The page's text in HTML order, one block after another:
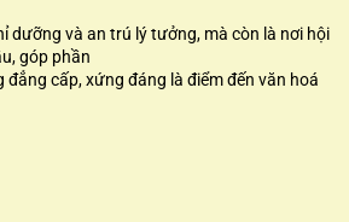
dưỡng và an trú lý tưởng, mà còn là nơi hội
góp phần
đẳng cấp, xứng đáng là điểm đến văn hoá